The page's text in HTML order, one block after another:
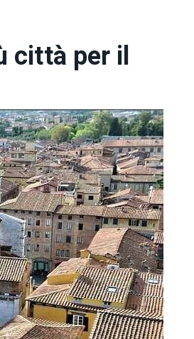
città per il